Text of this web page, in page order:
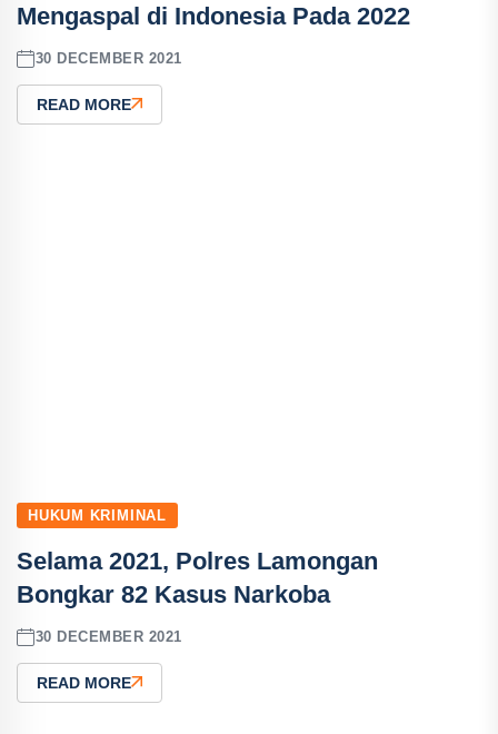
Mengaspal di Indonesia Pada 2022
30 DECEMBER 2021
READ MORE
HUKUM KRIMINAL
Selama 2021, Polres Lamongan
Bongkar 82 Kasus Narkoba
30 DECEMBER 2021
READ MORE